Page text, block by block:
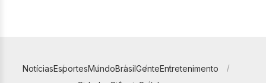
NotíciasEsportesMundoBrasilGenteEntretenimento